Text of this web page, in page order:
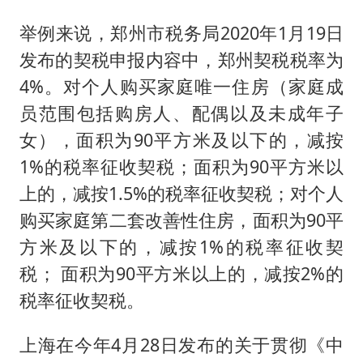
举例来说，郑州市税务局2020年1月19日
发布的契税申报内容中，郑州契税税率为
4%。对个人购买家庭唯一住房（家庭成
员范围包括购房人、配偶以及未成年子
女），面积为90平方米及以下的，减按
1%的税率征收契税；面积为90平方米以
上的，减按1.5%的税率征收契税；对个人
购买家庭第二套改善性住房，面积为90平
方米及以下的，减按1%的税率征收契
税； 面积为90平方米以上的，减按2%的
税率征收契税。
上海在今年4月28日发布的关于贯彻《中